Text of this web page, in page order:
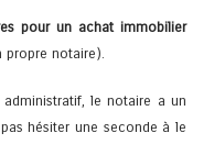
pour un achat immobilier
propre notaire).
le notaire a un
hésiter une seconde à le